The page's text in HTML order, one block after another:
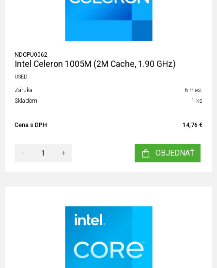
NDCPU0062
Intel Celeron 1005M (2M Cache, 1.90 GHz)
USED
Záruka
6 mes.
Skladom
1 ks
Cena s DPH 14,76 €
- + OBJEDNAŤ